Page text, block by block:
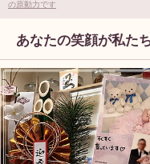
の原動力です
あなたの笑顔が私た